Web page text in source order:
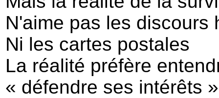
N'aime pas les discours
Ni les cartes postales
La réalité préfère
« défendre ses intérêts »